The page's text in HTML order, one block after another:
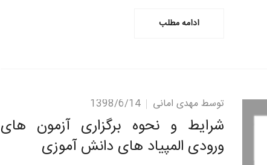
ادامه مطلب
توسط مهدی امانی 1398/6/14
شرایط و نحوه برگزاری آزمون های
ورودی المپیاد های دانش آموزی